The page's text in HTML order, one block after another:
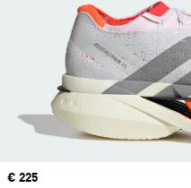
Current price
€ 225